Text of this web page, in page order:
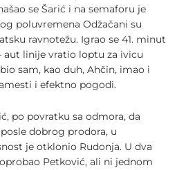
se Šarić i na semaforu je
poluvremena Odžačani su
ravnotežu. Igrao se 41. minut
aut linije vratio loptu za ivicu
sam, kao duh, Ahčin, imao i
i efektno pogodi.
po povratku sa odmora, da
dobrog prodora, u
je otklonio Rudonja. U dva
Petković, ali ni jednom